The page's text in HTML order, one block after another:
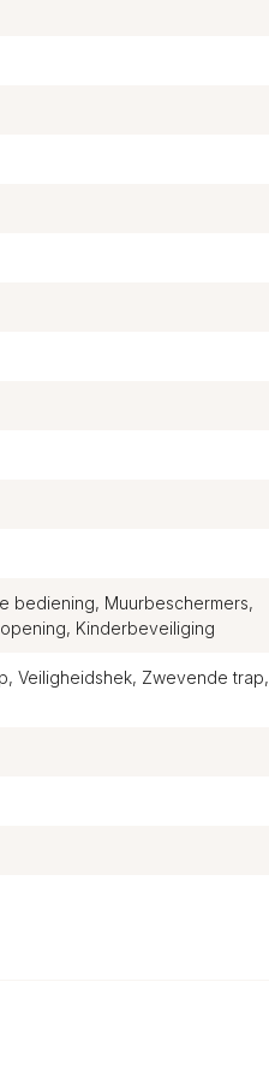
bediening, Muurbeschermers,
Kinderbeveiliging
Veiligheidshek, Zwevende trap,